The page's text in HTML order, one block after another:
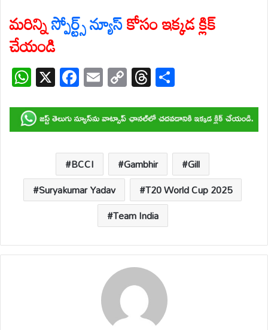
మరిన్నిస్పోర్ట్స్ న్యూస్కోసం ఇక్కడ క్లిక్
చేయండి
W
h
at
s
p
p
X F
ac
e
b
o
o
k
E
m
ail
C
o
p
y
Li
n
k
T
hr
e
a
d
s
ar
e
BCCI Gambhir
Gill
Suryakumar Yadav
T20 World Cup 2025
Team India